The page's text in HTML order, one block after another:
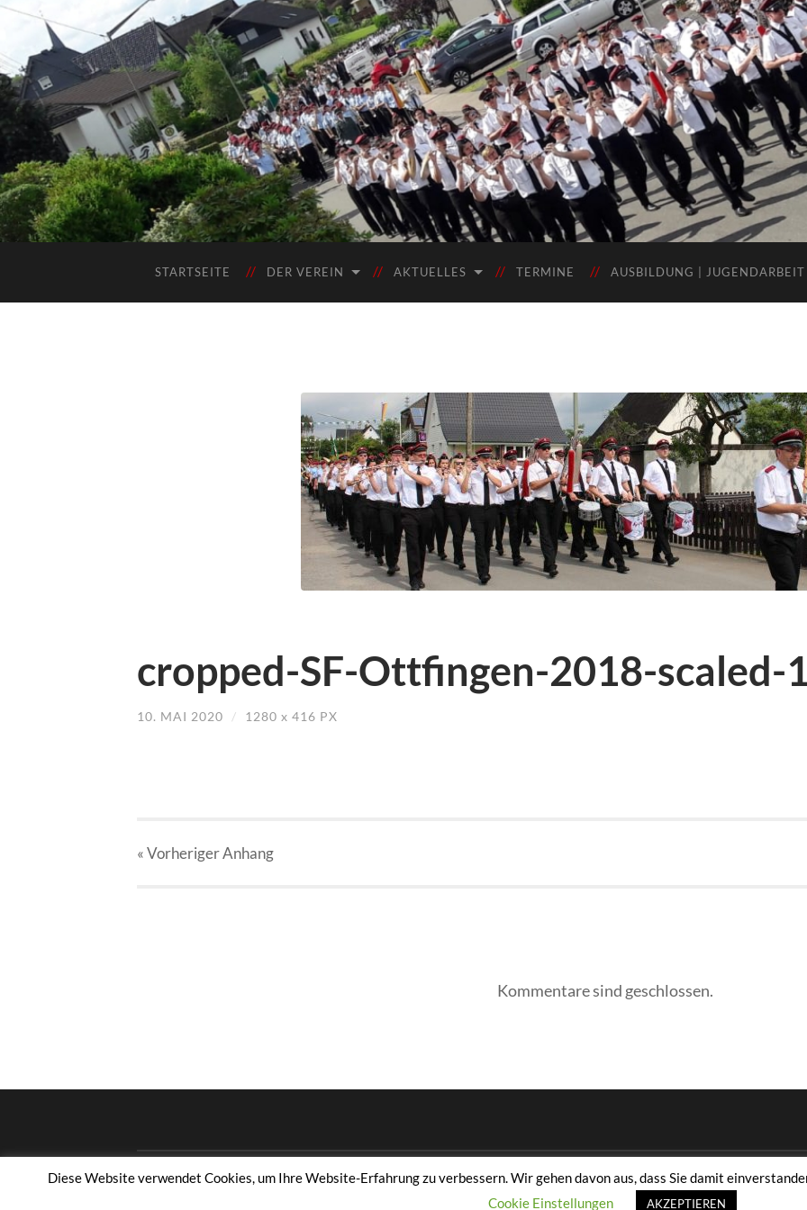
STARTSEITE DER VEREIN AKTUELLES TERMINE AUSBILDUNG | JUGENDARBEIT
cropped-SF-Ottfingen-2018-scaled-
10. MAI 2020 / 1280 x 416 PX
« VorherigerAnhang
Kommentare sind geschlossen.
© 2026TAMBOURCORPS OTTFINGEN 1953 E.V.
Diese Website verwendet Cookies, um Ihre Website-Erfahrung zu verbessern. Wir gehen davon aus, dass Sie damit
Cookie Einstellungen
AKZEPTIEREN